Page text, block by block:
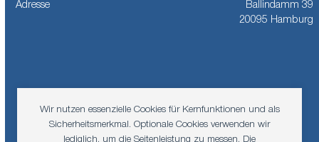
Wir nutzen essenzielle Cookies für Kernfunktionen und als
Sicherheitsmerkmal. Optionale Cookies verwenden wir
lediglich, um die Seitenleistung zu messen. Die
Adresse
Ballindamm 39
20095 Hamburg
FacebookInstagramLinkedIn